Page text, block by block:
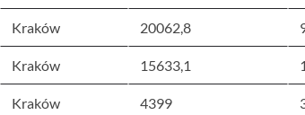
Kraków 20062,8
Kraków 15633,1
Kraków 4399